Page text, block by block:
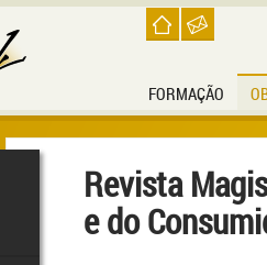
FORMAÇÃO
Revista
e do